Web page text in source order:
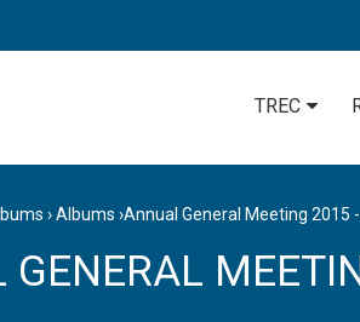
TREC
›Albums ›Annual General Meeting 2015 -
GENERAL